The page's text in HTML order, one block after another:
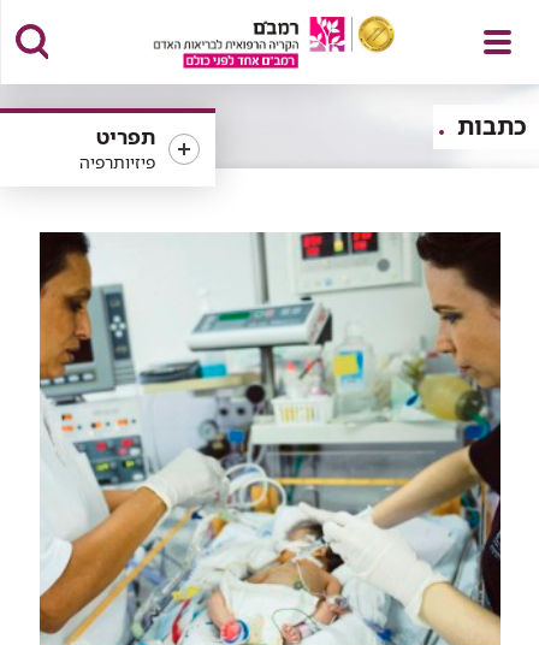
פתח
תפריט
תפריט
פיזיותרפיה
כתבות